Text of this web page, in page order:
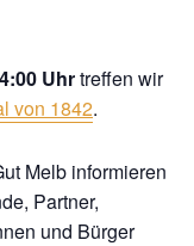
Uhrtreffen wir
von 1842.
Melb informieren
Partner,
und Bürger